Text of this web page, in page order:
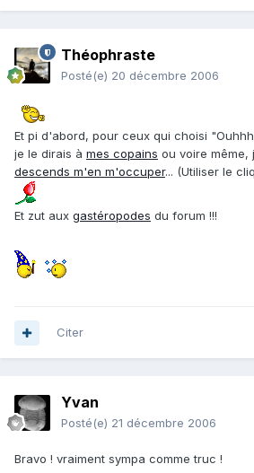
Théophraste
Posté(e) 20 décembre 2006
Et pi d'abord, pour ceux qui choisi
je le dirais à mes copains ou voire même,
descends m'en m'occuper... (Utiliser le
Et zut aux gastéropodes du forum !!!
Citer
Yvan
Posté(e) 21 décembre 2006
Bravo ! vraiment sympa comme truc !